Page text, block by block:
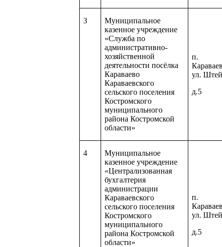
3
Муниципальное
казенное учреждение
«Служба по
административно-
хозяйственной
деятельности посёлка
Караваево
Караваевского
сельского поселения
Костромского
муниципального
района Костромской
области»
п.
ул.
д.5
4
Муниципальное
казенное учреждение
«Централизованная
бухгалтерия
администрации
Караваевского
сельского поселения
Костромского
муниципального
района Костромской
области»
п.
ул.
д.5